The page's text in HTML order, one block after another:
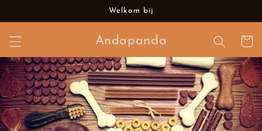
au
contenu
Welkom bij
Andapanda Panier